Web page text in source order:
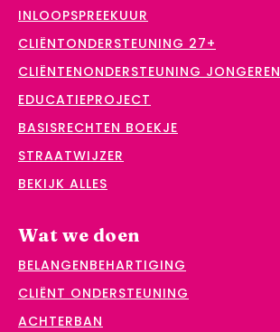
INLOOPSPREEKUUR
CLIËNTONDERSTEUNING 27+
CLIËNTENONDERSTEUNING JONGEREN
EDUCATIEPROJECT
BASISRECHTEN BOEKJE
STRAATWIJZER
BEKIJK ALLES
Wat we doen
BELANGENBEHARTIGING
CLIËNT ONDERSTEUNING
ACHTERBAN